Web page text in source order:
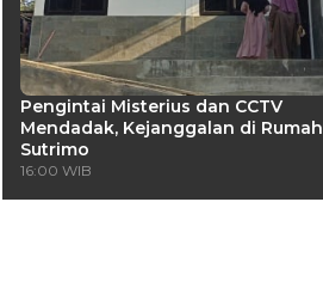
Pengintai Misterius dan CCTV
Mendadak, Kejanggalan di Rumah
Sutrimo
16:00 WIB